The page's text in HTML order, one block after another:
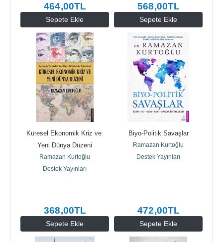
Sepete Ekle
464,00TL
Sepete Ekle
568,00TL
Sepete Ekle
Küresel Ekonomik Kriz ve
Yeni Dünya Düzeni
Ramazan Kurtoğlu
Destek Yayınları
368,00TL
Sepete Ekle
Biyo-Politik Savaşlar
Ramazan Kurtoğlu
Destek Yayınları
472,00TL